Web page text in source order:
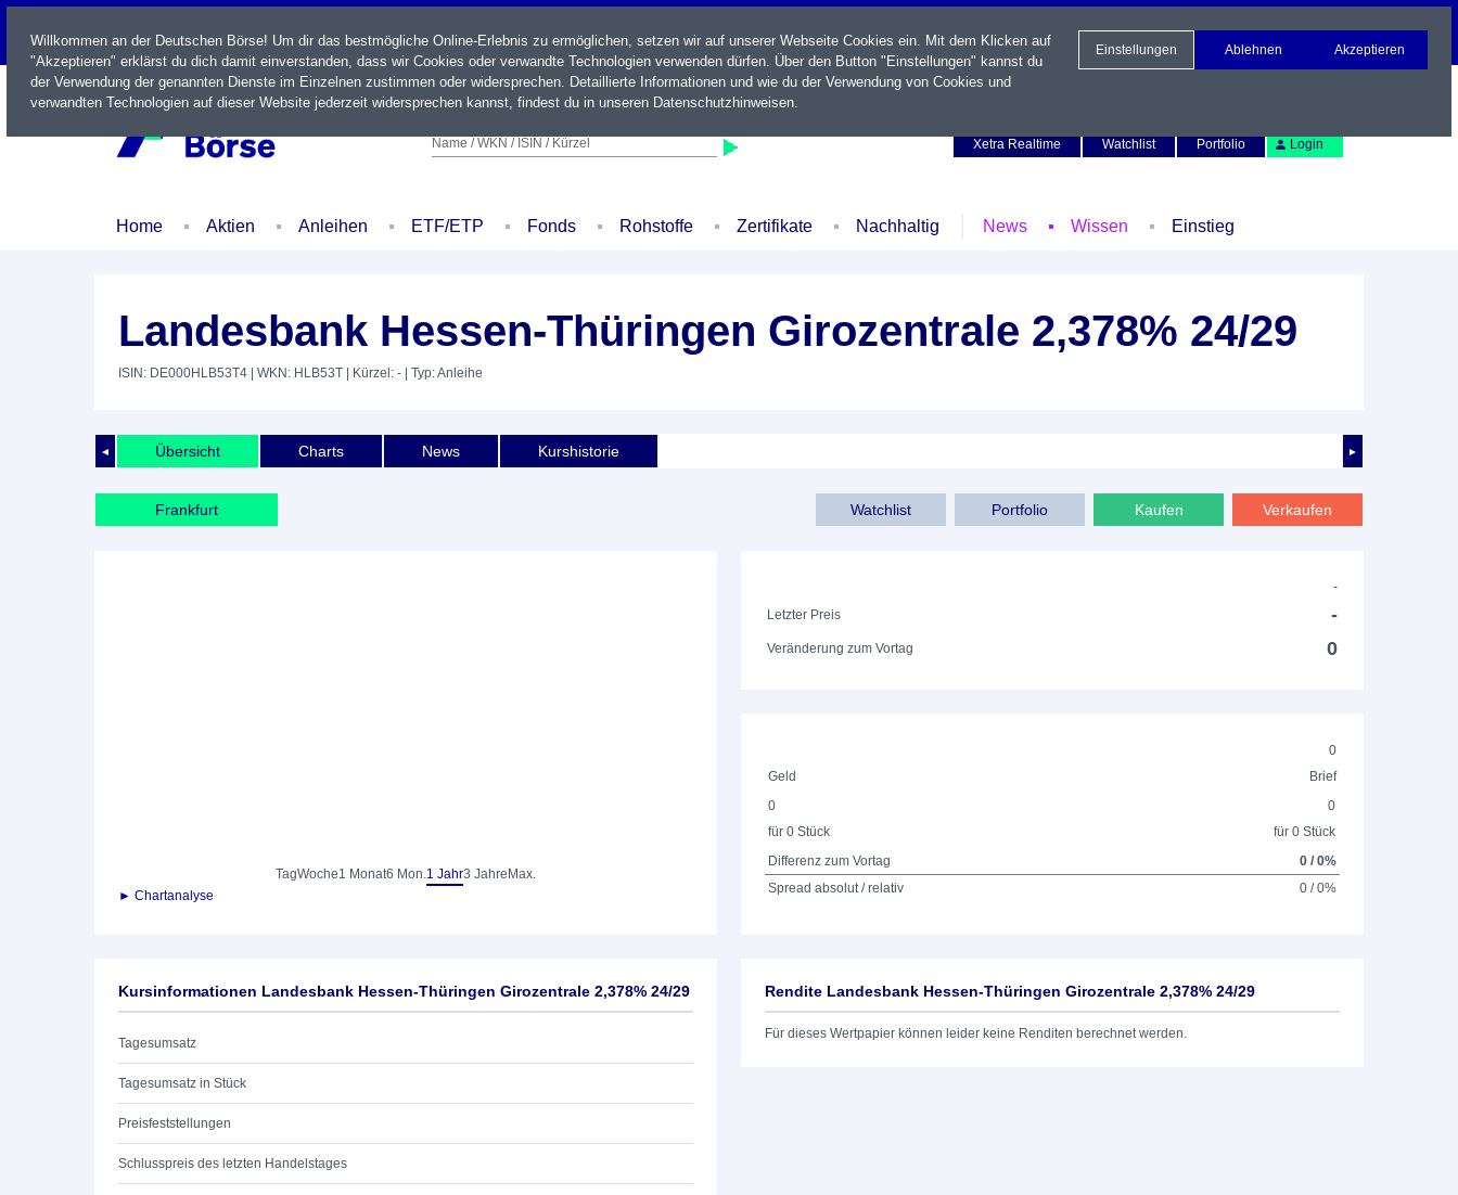
LIVE
Name / WKN / ISIN / Kürzel
Xetra Realtime
Watchlist Portfolio Login
Home Aktien Anleihen ETF/ETP Fonds Rohstoffe Zertifikate Nachhaltig News Wissen Einstieg
Landesbank Hessen-Thüringen Girozentrale 2,378% 24/29
ISIN: DE000HLB53T4 | WKN: HLB53T | Kürzel: - | Typ: Anleihe
◄ ►
Übersicht Charts News Kurshistorie
Frankfurt Verkaufen
Kaufen
Portfolio
Watchlist
TagWoche1 Monat6 Mon.1 Jahr3 Jahre Max.
► Chartanalyse
-
Letzter Preis
-
Veränderung zum Vortag 0
0
Geld
Brief
0
für 0 Stück
0
für 0 Stück
Differenz zum Vortag
0 / 0%
Spread absolut / relativ
0 / 0%
Kursinformationen Landesbank Hessen-Thüringen Girozentrale 2,378% 24/29
Tagesumsatz
Tagesumsatz in Stück
Preisfeststellungen
Schlusspreis des letzten Handelstages
Rendite Landesbank Hessen-Thüringen Girozentrale 2,378% 24/29
Für dieses Wertpapier können leider keine Renditen berechnet werden.
Willkommen an der Deutschen Börse! Um dir das bestmögliche Online-Erlebnis zu ermöglichen, setzen wir auf unserer Webseite Cookies ein. Mit dem Klicken auf
"Akzeptieren" erklärst du dich damit einverstanden, dass wir Cookies oder verwandte Technologien verwenden dürfen. Über den Button "Einstellungen" kannst du
der Verwendung der genannten Dienste im Einzelnen zustimmen oder widersprechen. Detaillierte Informationen und wie du der Verwendung von Cookies und
verwandten Technologien auf dieser Website jederzeit widersprechen kannst, findest du in unseren Datenschutzhinweisen.
Einstellungen Ablehnen Akzeptieren